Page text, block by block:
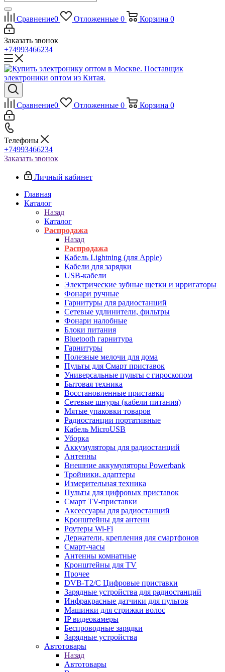
Сравнение0 Отложенные 0 Корзина 0
Заказать звонок
+74993466234
Сравнение0 Отложенные 0 Корзина 0
Телефоны
+74993466234
Заказать звонок
Личный кабинет
Главная
Каталог
Назад
Каталог
Распродажа
Назад
Распродажа
Кабель Lightning (для Apple)
Кабели для зарядки
USB-кабели
Электрические зубные щетки и ирригаторы
Фонари ручные
Гарнитуры для радиостанций
Сетевые удлинители, фильтры
Фонари налобные
Блоки питания
Bluetooth гарнитура
Гарнитуры
Полезные мелочи для дома
Пульты для Смарт приставок
Универсальные пульты с гироскопом
Бытовая техника
Восстановленные приставки
Сетевые шнуры (кабели питания)
Мятые упаковки товаров
Радиостанции портативные
Кабель MicroUSB
Уборка
Аккумуляторы для радиостанций
Антенны
Внешние аккумуляторы Powerbank
Тройники, адаптеры
Измерительная техника
Пульты для цифровых приставок
Смарт ТV-приставки
Аксессуары для радиостанций
Кронштейны для антенн
Роутеры Wi-Fi
Держатели, крепления для смартфонов
Смарт-часы
Антенны комнатные
Кронштейны для TV
Прочее
DVB-T2/C Цифровые приставки
Зарядные устройства для радиостанций
Инфракрасные датчики для пультов
Машинки для стрижки волос
IP видеокамеры
Беспроводные зарядки
Зарядные устройства
Автотовары
Назад
Автотовары